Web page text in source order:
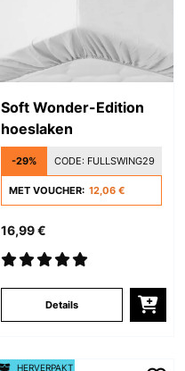
Soft Wonder-Edition
hoeslaken
-29% CODE: FULLSWING29
MET VOUCHER: 12,06 €
16,99 €
Details
HERVERPAKT